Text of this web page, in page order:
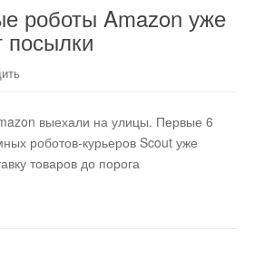
роботы Amazon уже
посылки
выехали на улицы. Первые 6
роботов-курьеров Scout уже
товаров до порога